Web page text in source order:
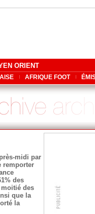
ORIENT
AFRIQUE FOOT
midi par
remporter
des
des
que la
la